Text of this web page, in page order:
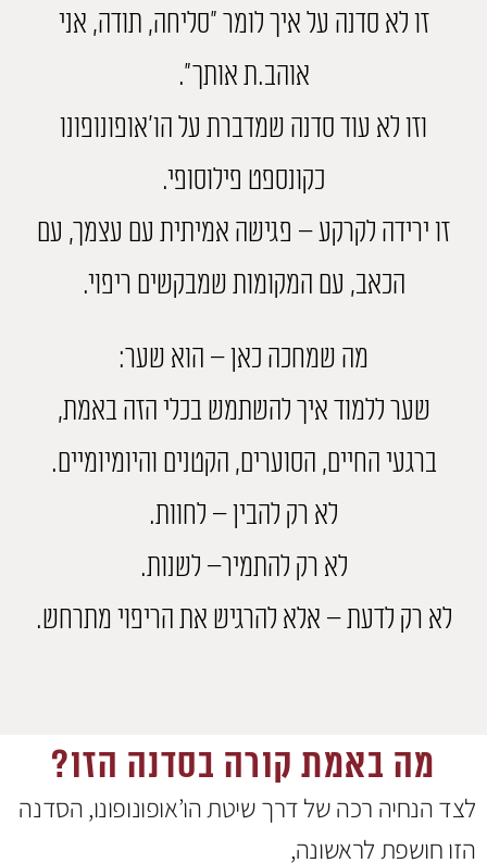
זו לא סדנה על איך לומר "סליחה, תודה, אני
אוהב.ת אותך".
וזו לא עוד סדנה שמדברת על הו'אופונופונו
כקונספט פילוסופי.
זו ירידה לקרקע – פגישה אמיתית עם עצמך, עם
הכאב, עם המקומות שמבקשים ריפוי.
מה שמחכה כאן – הוא שער:
שער ללמוד איך להשתמש בכלי הזה באמת,
ברגעי החיים, הסוערים, הקטנים והיומיומיים.
לא רק להבין – לחוות.
לא רק להתמיר– לשנות.
לא רק לדעת – אלא להרגיש את הריפוי מתרחש.
מה באמת קורה בסדנה הזו?
לצד הנחיה רכה של דרך שיטת הו’אופונופונו, הסדנה
הזו חושפת לראשונה,